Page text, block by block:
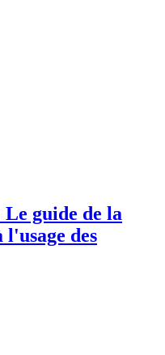
guide de la
des